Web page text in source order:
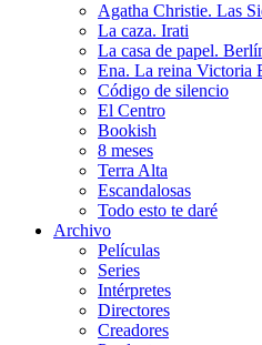
Agatha Christie. Las
La caza. Irati
La casa de papel.
Ena. La reina Victoria
Código de silencio
El Centro
Bookish
8 meses
Terra Alta
Escandalosas
Todo esto te daré
Archivo
Películas
Series
Intérpretes
Directores
Creadores